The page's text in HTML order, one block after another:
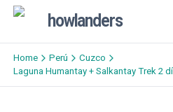
howlanders
Home Perú
Cuzco
Laguna Humantay + Salkantay Trek 2